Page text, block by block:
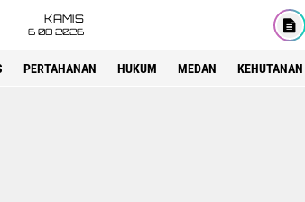
KAMIS
6 08 2026
PERTAHANAN HUKUM MEDAN KEHUTANAN